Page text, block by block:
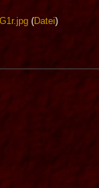
(Datei)